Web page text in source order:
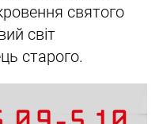
святого
світ
старого.